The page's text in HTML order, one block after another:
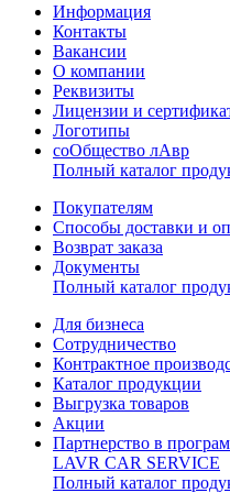
Информация
Контакты
Вакансии
О компании
Реквизиты
Лицензии и
Логотипы
соОбщество лАвр
Полный каталог
Покупателям
Способы доставки и
Возврат заказа
Документы
Полный каталог
Для бизнеса
Сотрудничество
Контрактное
Каталог продукции
Выгрузка товаров
Акции
Партнерство в
LAVR CAR SERVICE
Полный каталог